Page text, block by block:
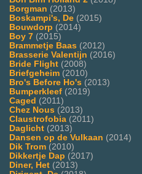
Borgman (2013)
Boskampi's, De (2015)
Bouwdorp (2014)
Boy 7 (2015)
Brammetje Baas (2012)
Brasserie Valentijn (2016)
Bride Flight (2008)
Briefgeheim (2010)
Bro's Before Ho's (2013)
Bumperkleef (2019)
Caged (2011)
Chez Nous (2013)
Claustrofobia (2011)
Daglicht (2013)
Dansen op de Vulkaan (2014)
Dik Trom (2010)
Dikkertje Dap (2017)
Diner, Het (2013)